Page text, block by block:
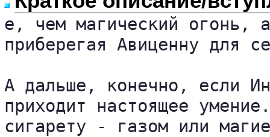
е, чем магический огонь,
приберегая Авиценну для
А дальше, конечно, если
приходит настоящее
сигарету - газом или